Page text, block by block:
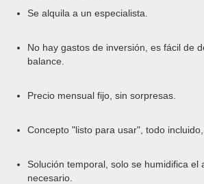
Se alquila a un especialista.
No hay gastos de inversión, es fácil de
balance.
Precio mensual fijo, sin sorpresas.
Concepto "listo para usar", todo
Solución temporal, solo se humidifica el
necesario.